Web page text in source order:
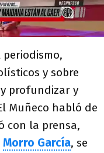
y sobre
profundizar y
Muñeco habló de
con la prensa,
Morro García, se